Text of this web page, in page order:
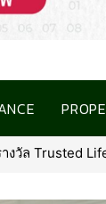
Awards